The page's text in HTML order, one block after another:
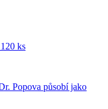
ks
Popova působí jako